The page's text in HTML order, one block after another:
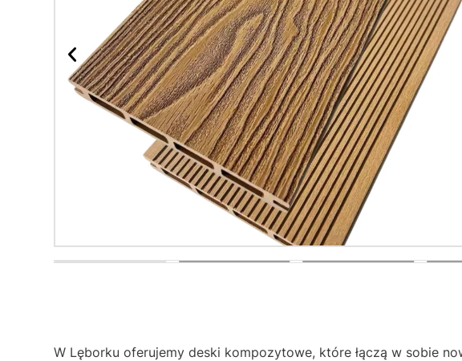
W Lęborku oferujemy deski kompozytowe, które łączą w sobie